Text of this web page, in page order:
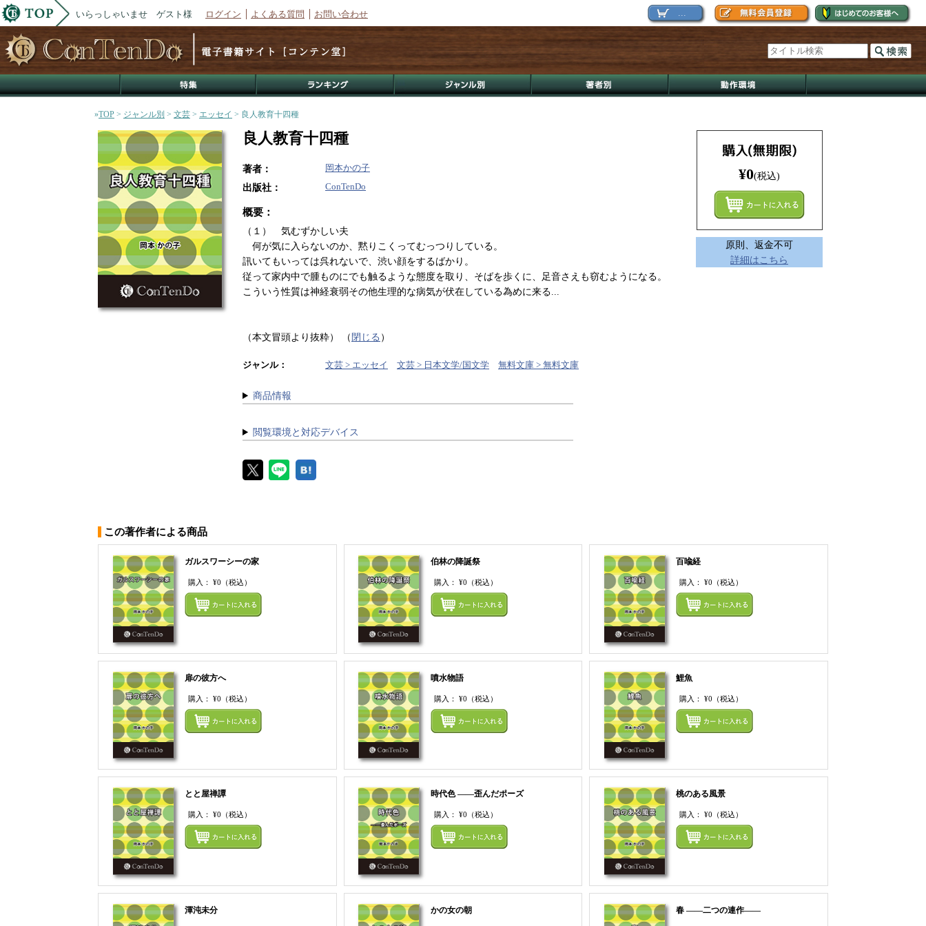
いらっしゃいませ ゲスト様 ログイン よくある質問 お問い合わせ
»TOP > ジャンル別 > 文芸 > エッセイ > 良人教育十四種
良人教育十四種
著者： 岡本かの子
出版社： ConTenDo
概要：
（１） 気むずかしい夫
何が気に入らないのか、黙りこくってむっつりしている。
訊いてもいっては呉れないで、渋い顔をするばかり。
従って家内中で腫ものにでも触るような態度を取り、そばを歩くに、足音さえも窃むようになる。
こういう性質は神経衰弱その他生理的な病気が伏在している為めに来る...
（本文冒頭より抜粋） （ 閉じる ）
ジャンル： 文芸 > エッセイ 文芸 > 日本文学/国文学 無料文庫 > 無料文庫
商品情報
閲覧環境と対応デバイス
¥0(税込)
原則、返金不可
詳細はこちら
この著作者による商品
ガルスワーシーの家
購入： ¥0 （税込）
まとめてカートにいれる
伯林の降誕祭
購入： ¥0 （税込）
まとめてカートにいれる
百喩経
購入：¥0 （税込）
扉の彼方へ
購入： ¥0 （税込）
まとめてカートにいれる
噴水物語
購入： ¥0 （税込）
まとめてカートにいれる
鯉魚
購入：¥0 （税込）
とと屋禅譚
購入： ¥0 （税込）
まとめてカートにいれる
時代色 ――歪んだポーズ
購入： ¥0 （税込）
まとめてカートにいれる
桃のある風景
購入：¥0 （税込）
渾沌未分 かの女の朝 春 ――二つの連作――